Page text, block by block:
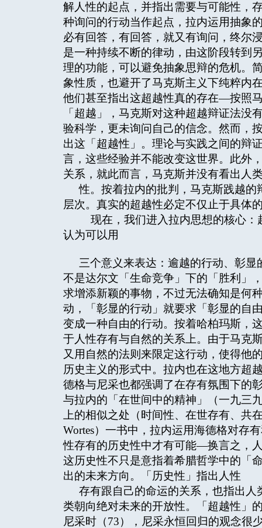
解人性的起点，并指出需要与可能性，
种询问的行动当作起点，拉内运用抽象
必有回答，有回答，就又有询问，终尔
是一种持续不断的律动，由这阶段转到
理的功能，可以避免抽象思辩的危机。
象性质，也避开了马克斯主义下纯粹内
他们甚至指出这超越性真的存在—按照
「超越」，马克斯对这种超越辩证法
验科学，更未询问自己的信念。然而，
出这「超越性」。理论与实践之间的辩
言，这些经验并不能改变这世界。此外
关系，就此而言，马克斯并没有看出人
性。按着拉内的批判，马克斯践越
层次。真实的超越性必定不仅止于具体
现在，我们进入拉内思想的核心：
认为可以用
三个意义来表达：逾越的行动、彰
不是达尔文「生命竞争」下的「胜利」
求增添新颖的事物，不过无法确知是何
动，「彰显的行动」就要求「彰显的
变成一种自由的行动。按着哈柏玛斯，
于人性存有与自然的关系上。由于马克
又用自然的法则来限定这行动，使得他
历史主义的形式中。拉内也在这地方超
德格与尼采也都强调了在存有氛围下的
与拉内的「在世间中的精神」（一九三
上的相似之处（时间性、在世存有、
Wortes）一书中，拉内运用海德格对存
性存有的历史性中才有可能—换言之，
这历史性不只是意指着希腊哲学中的「
出的未来方向。「历史性」指出人性
存有跟自己的命运的关系，也指出
类朝向绝对未来的开放性。「超越性」
尼采时（73），尼采永恒回归的观念很